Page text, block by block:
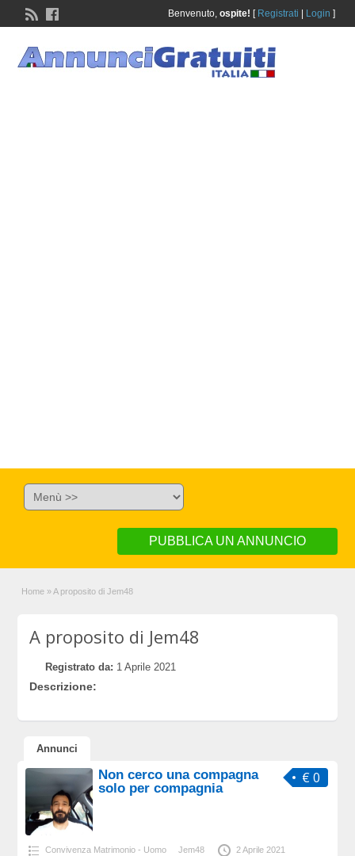
Benvenuto, ospite! [ Registrati Login ]
PUBBLICA UN ANNUNCIO
Home » A proposito di Jem48
A proposito di Jem48
Registrato da: 1 Aprile 2021
Descrizione:
Annunci
€ 0
Non cerco una compagna
solo per compagnia
Convivenza Matrimonio - Uomo Jem48 2 Aprile 2021